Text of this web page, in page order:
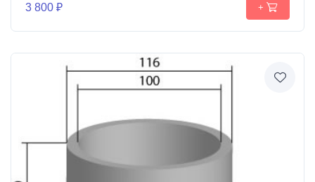
3 800 ₽ +